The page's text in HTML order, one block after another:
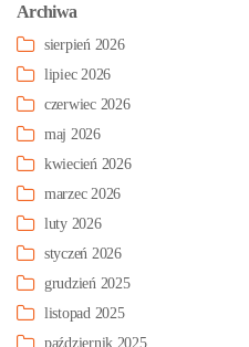
Archiwa
sierpień 2026
lipiec 2026
czerwiec 2026
maj 2026
kwiecień 2026
marzec 2026
luty 2026
styczeń 2026
grudzień 2025
listopad 2025
październik 2025